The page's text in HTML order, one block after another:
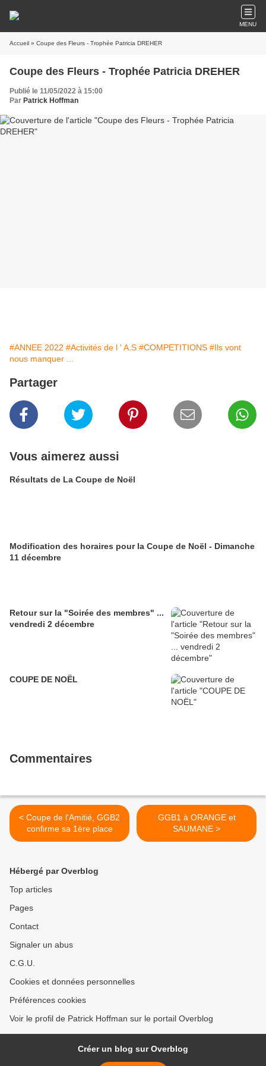
MENU
Accueil » Coupe des Fleurs - Trophée Patricia DREHER
Coupe des Fleurs - Trophée Patricia DREHER
Publié le 11/05/2022 à 15:00
Par Patrick Hoffman
#ANNEE 2022 #Activités de l ' A.S #COMPETITIONS #Ils vont
nous manquer ...
Partager
Vous aimerez aussi
Résultats de La Coupe de Noël
Modification des horaires pour la Coupe de Noël - Dimanche
11 décembre
Retour sur la "Soirée des membres" ...
vendredi 2 décembre
COUPE DE NOËL
Commentaires
< Coupe de l'Amitié, GGB2
confirme sa 1ère place
GGB1 à ORANGE et
SAUMANE >
Hébergé par Overblog
Top articles
Pages
Contact
Signaler un abus
C.G.U.
Cookies et données personnelles
Préférences cookies
Voir le profil de Patrick Hoffman sur le portail Overblog
Créer un blog sur Overblog